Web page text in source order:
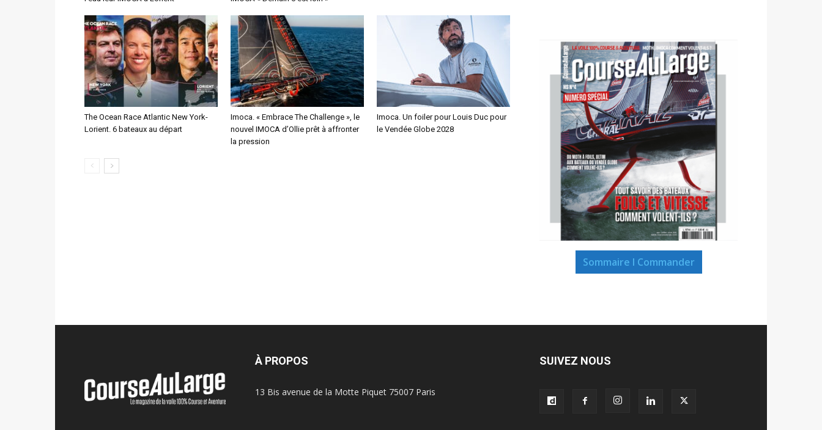
The Ocean Race Atlantic New York-
Lorient. 6 bateaux au départ
Imoca. « Embrace The Challenge », le
nouvel IMOCA d’Ollie prêt à affronter
la pression
Imoca. Un foiler pour Louis Duc pour
le Vendée Globe 2028
Sommaire I Commander
À PROPOS
13 Bis avenue de la Motte Piquet 75007 Paris
SUIVEZ NOUS